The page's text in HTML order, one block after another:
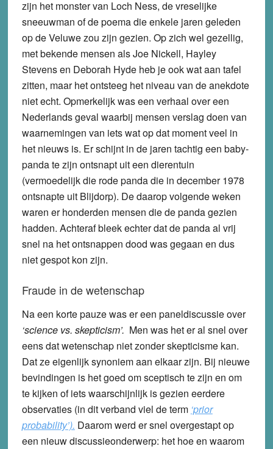
zijn het monster van Loch Ness, de vreselijke
sneeuwman of de poema die enkele jaren geleden
op de Veluwe zou zijn gezien. Op zich wel gezellig,
met bekende mensen als Joe Nickell, Hayley
Stevens en Deborah Hyde heb je ook wat aan tafel
zitten, maar het ontsteeg het niveau van de anekdote
niet echt. Opmerkelijk was een verhaal over een
Nederlands geval waarbij mensen verslag doen van
waarnemingen van iets wat op dat moment veel in
het nieuws is. Er schijnt in de jaren tachtig een baby-
panda te zijn ontsnapt uit een dierentuin
(vermoedelijk die rode panda die in december 1978
ontsnapte uit Blijdorp). De daarop volgende weken
waren er honderden mensen die de panda gezien
hadden. Achteraf bleek echter dat de panda al vrij
snel na het ontsnappen dood was gegaan en dus
niet gespot kon zijn.
Fraude in de wetenschap
Na een korte pauze was er een paneldiscussie over
‘science vs. skepticism’. Men was het er al snel over
eens dat wetenschap niet zonder skepticisme kan.
Dat ze eigenlijk synoniem aan elkaar zijn. Bij nieuwe
bevindingen is het goed om sceptisch te zijn en om
te kijken of iets waarschijnlijk is gezien eerdere
observaties (in dit verband viel de term ‘prior
probability’). Daarom werd er snel overgestapt op
een nieuw discussieonderwerp: het hoe en waarom